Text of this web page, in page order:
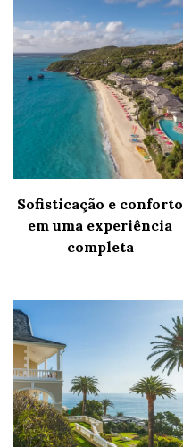
Sofisticação e conforto
em uma experiência
completa